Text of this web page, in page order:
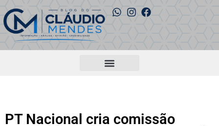
PT Nacional cria comissão